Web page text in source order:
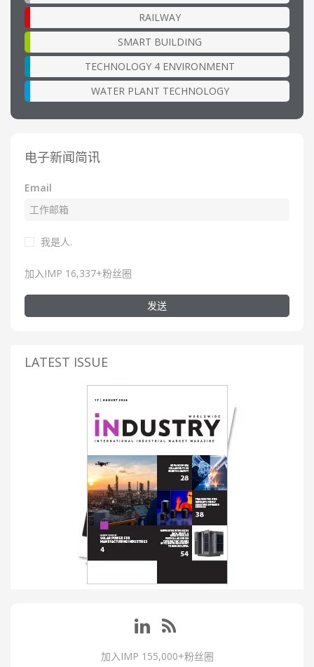
RAILWAY
SMART BUILDING
TECHNOLOGY 4 ENVIRONMENT
WATER PLANT TECHNOLOGY
电子新闻简讯
Email
我是人.
加入IMP 16,337+粉丝圈
发送
LATEST ISSUE
加入IMP 155,000+粉丝圈